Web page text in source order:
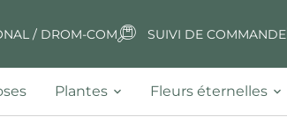
/ DROM-COM SUIVI DE COMMANDE
Plantes Fleurs éternelles